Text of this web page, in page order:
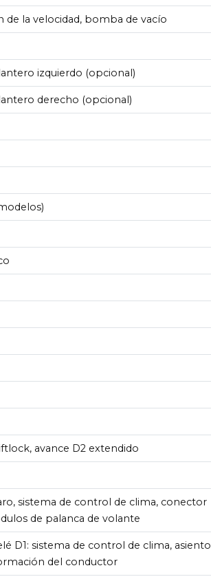
de la velocidad, bomba de vacío
izquierdo (opcional)
derecho (opcional)
avance D2 extendido
sistema de control de clima, conector
de palanca de volante
D1: sistema de control de clima, asiento
del conductor